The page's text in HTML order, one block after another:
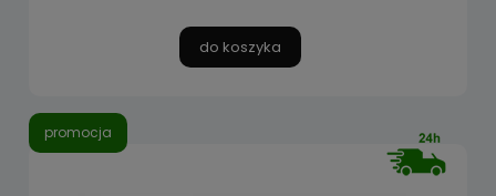
do koszyka
promocja